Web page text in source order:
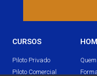
CURSOS
Piloto Privado
Piloto Comercial